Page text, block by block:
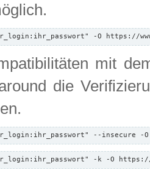
-O https://
mit
die
--insecure -
-k -O https://